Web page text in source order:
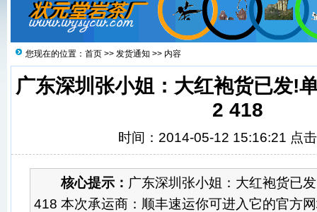
您现在的位置： 首页 >> 发货通知 >> 内容
广东深圳张小姐：大红袍货已发!
2 418
时间：2014-05-12 15:16:21 点
核心提示： 广东深圳张小姐：大红袍货已
418 本次承运商：顺丰速运你可进入它的官方